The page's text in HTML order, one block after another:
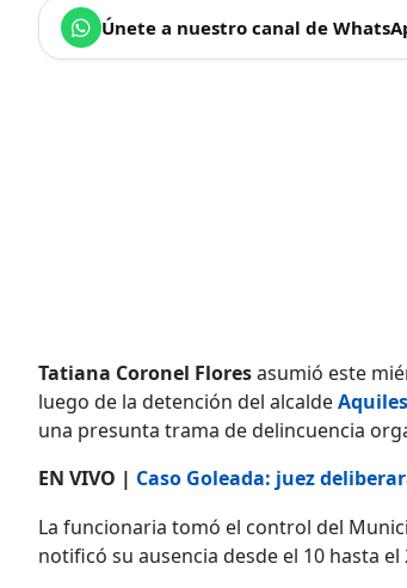
Únete a nuestro canal de
Tatiana Coronel Floresasumió este
luego de la detención del alcalde
una presunta trama de delincuencia
EN VIVO | Caso Goleada: juez
La funcionaria tomó el control del
notificó su ausencia desde el 10 hasta